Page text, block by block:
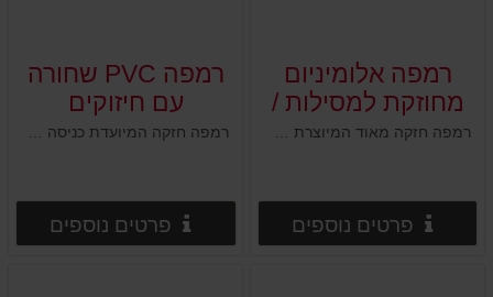
רמפה אלומיניום
מחוזקת למסילות /
בורות
רמפה חזקה מאוד המיוצרת מאלומיניום עם חיזוקים , הרמפה משמשת ל"דילוג" על מסילות / מדרגה / בורות עומק : 70 ס"מ רוחב : 74 ס"מ מקסימום גובה : 5 ס"מ מקסימום משקל עבודה : 200 ק"ג משקל עצמי : 5 ק"ג
פרטים נוספים פרטים נוספים
רמפה PVC שחורה
עם חיזוקים
רמפה חזקה המיועדת כניסה קלה לאזורית עם מסילות על הרצפה
פרטים נוספים